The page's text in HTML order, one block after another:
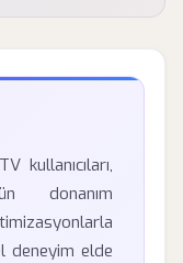
kullanıcıları,
donanım
deneyim elde